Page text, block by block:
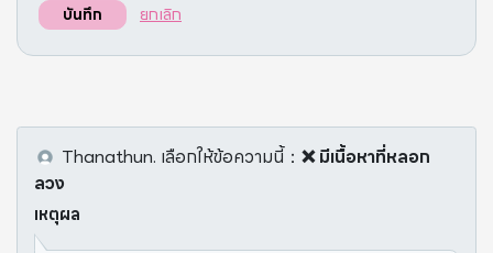
บันทึก ยกเลิก
Thanathun. เลือกให้ข้อความนี้： ❌ มีเนื้อหาที่หลอก
ลวง
เหตุผล